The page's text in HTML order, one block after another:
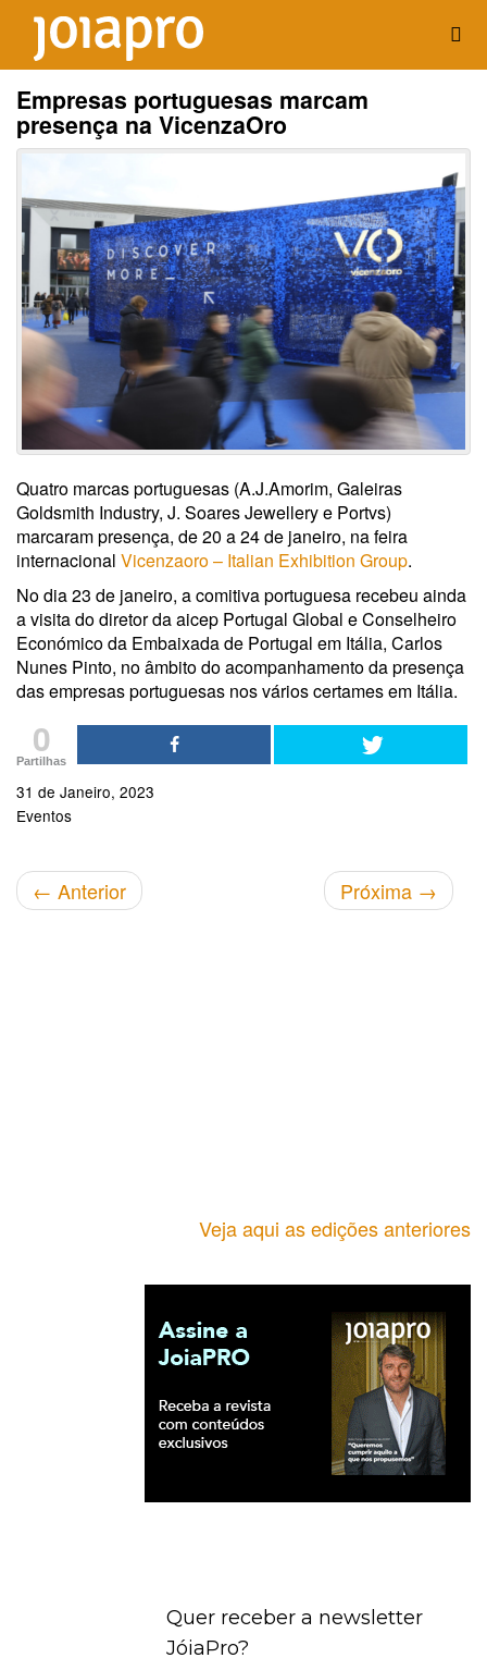
Empresas portuguesas marcam
presença na VicenzaOro
Quatro marcas portuguesas (A.J.Amorim, Galeiras
Goldsmith Industry, J. Soares Jewellery e Portvs)
marcaram presença, de 20 a 24 de janeiro, na feira
internacional Vicenzaoro – Italian Exhibition Group.
No dia 23 de janeiro, a comitiva portuguesa recebeu ainda
a visita do diretor da aicep Portugal Global e Conselheiro
Económico da Embaixada de Portugal em Itália, Carlos
Nunes Pinto, no âmbito do acompanhamento da presença
das empresas portuguesas nos vários certames em Itália.
0
Partilhas
31 de Janeiro, 2023
Eventos
← Anterior Próxima →
Veja aqui as edições anteriores